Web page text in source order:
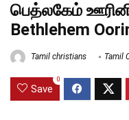
பெத்லகேம்
Bethlehem
Tamil christians Tamil
Save
0